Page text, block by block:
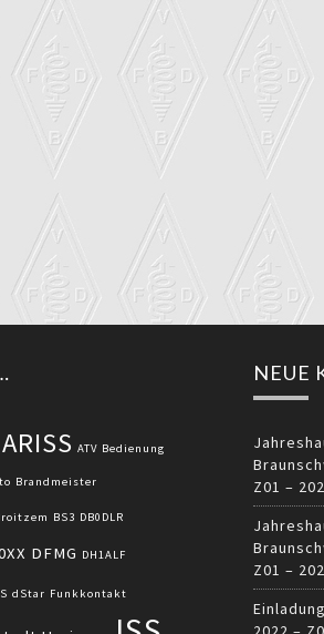
ARISS ATV Bedienung
Brandmeister
BS3 DB0DLR
DFMG DH1ALF
dStar Funkkontakt
NEUE
Z01 –
Z01 –